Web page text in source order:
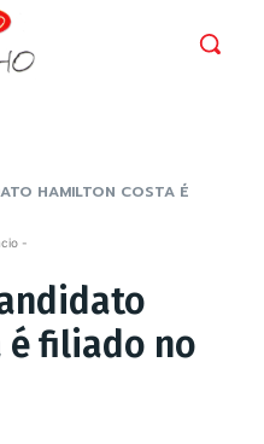
HAMILTON COSTA É
-
é filiado no